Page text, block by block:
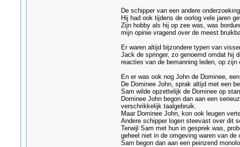
De schipper van een andere
Hij had ook tijdens de oorlog vele jaren
Zijn hobby als hij op zee was, was
mijn opinie vragend over de meest
Er waren altijd bijzondere typen van
Jack de springer, zo genoemd omdat hij
reacties van de bemanning leden, op zijn
En er was ook nog John de Dominee,
De Dominee John, sprak altijd met een
Sam wilde opzettelijk de Dominee op
Dominee John begon dan aan een
verschrikkelijk taalgebruik.
Maar Dominee John, kon ook leugen
Andere schipper logen steevast over dit
Terwijl Sam met hun in gesprek was,
geheel niet in de omgeving waren van de
Sam begon dan aan een peinzend